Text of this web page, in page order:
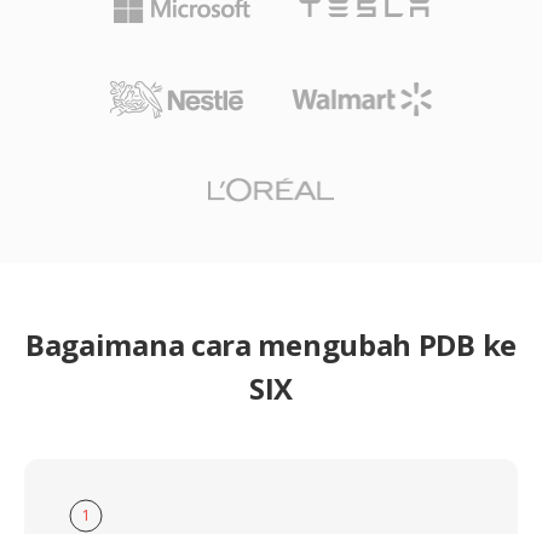
Bagaimana cara mengubah PDB ke
SIX
1